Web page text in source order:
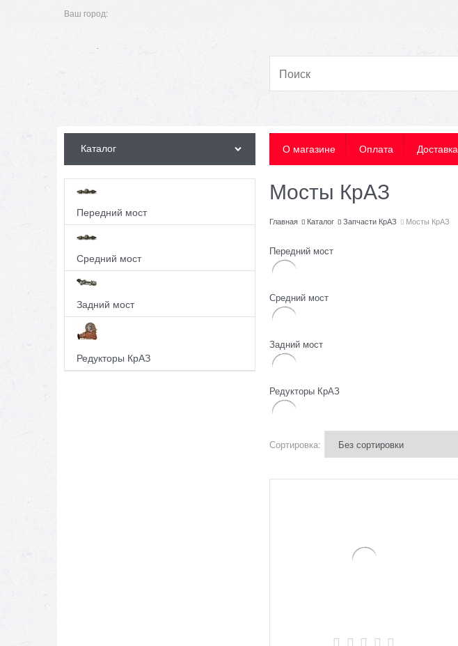
Ваш город:
Каталог О магазине Оплата Доставка
Передний мост
Средний мост
Задний мост
Редукторы КрАЗ
Мосты КрАЗ
Главная Каталог Запчасти КрАЗ Мосты КрАЗ
Передний мост
Средний мост
Задний мост
Редукторы КрАЗ
Сортировка: